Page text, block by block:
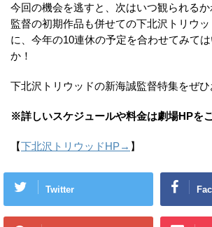
今回の機会を逃すと、次はいつ観られる
監督の初期作品も併せての下北沢トリウ
に、今年の10連休の予定を合わせてみて
か！
下北沢トリウッドの新海誠監督特集をぜひ
※詳しいスケジュールや料金は劇場HPを
【下北沢トリウッドHP→ 】
Twitter